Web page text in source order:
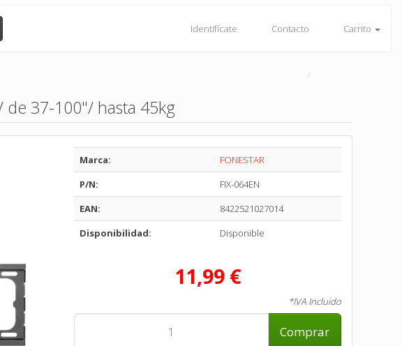
Identifícate Contacto Carrito
de 37-100"/ hasta 45kg
Marca:
FONESTAR
P/N:
FIX-064EN
EAN:
8422521027014
Disponibilidad:
Disponible
11,99 €
*IVA Incluido
Comprar